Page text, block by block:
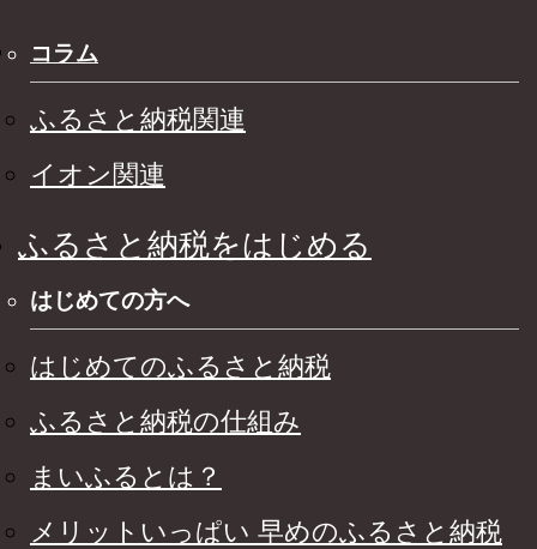
コラム
ふるさと納税関連
イオン関連
ふるさと納税をはじめる
はじめての方へ
はじめてのふるさと納税
ふるさと納税の仕組み
まいふるとは？
メリットいっぱい 早めのふるさと納税